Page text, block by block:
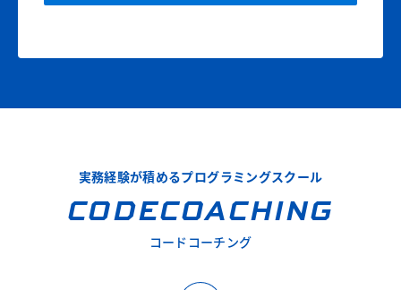
実務経験が積めるプログラミングスクール
CODECOACHING
コードコーチング